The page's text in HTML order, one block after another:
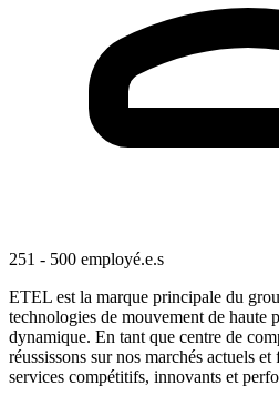
251 - 500 employé.e.s
ETEL est la marque principale du
technologies de mouvement de haute
dynamique. En tant que centre de
réussissons sur nos marchés actuels
services compétitifs, innovants et